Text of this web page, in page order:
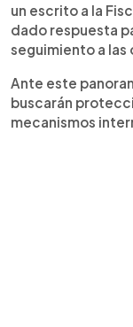
un escrito a la
dado respuesta
seguimiento a las
Ante este
buscarán
mecanismos